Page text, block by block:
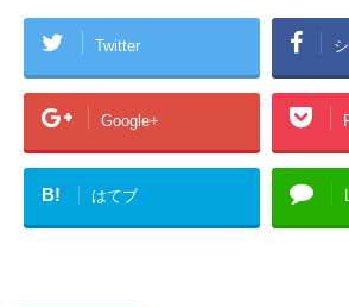
ま
す
)
Twitter
Google+
B! はてブ